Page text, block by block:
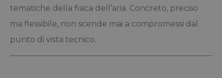
tematiche della fisica dell’aria. Concreto, preciso
ma flessibile, non scende mai a compromessi dal
punto di vista tecnico.